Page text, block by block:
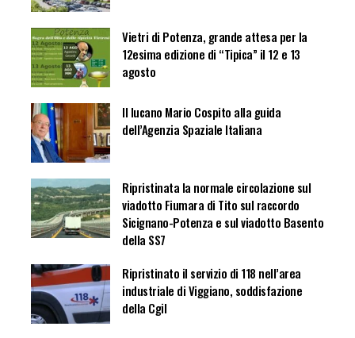
Vietri di Potenza, grande attesa per la
12esima edizione di “Tipica” il 12 e 13
agosto
Il lucano Mario Cospito alla guida
dell’Agenzia Spaziale Italiana
Ripristinata la normale circolazione sul
viadotto Fiumara di Tito sul raccordo
Sicignano-Potenza e sul viadotto Basento
della SS7
Ripristinato il servizio di 118 nell’area
industriale di Viggiano, soddisfazione
della Cgil